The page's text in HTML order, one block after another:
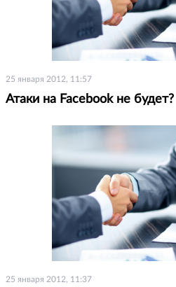
25 января 2012, 11:57
Атаки на Facebook не будет?
25 января 2012, 11:37